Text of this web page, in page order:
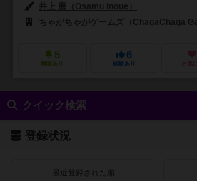
井上 磨（Osamu Inoue）
ちゃがちゃがゲームズ（ChagaChaga
5
興味あり
6
経験あり お気
クイック検索
登録状況
最近登録された順